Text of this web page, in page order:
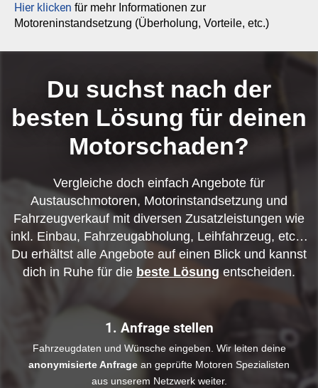
Hier klicken für mehr Informationen zur
Motoreninstandsetzung (Überholung, Vorteile, etc.)
Du suchst nach der
besten Lösung für deinen
Motorschaden?
Vergleiche doch einfach Angebote für
Austauschmotoren, Motorinstandsetzung und
Fahrzeugverkauf mit diversen Zusatzleistungen wie
inkl. Einbau, Fahrzeugabholung, Leihfahrzeug, etc…
Du erhältst alle Angebote auf einen Blick und kannst
dich in Ruhe für die beste Lösung entscheiden.
1. Anfrage stellen
Fahrzeugdaten und Wünsche eingeben. Wir leiten deine
anonymisierte Anfrage an geprüfte Motoren Spezialisten
aus unserem Netzwerk weiter.